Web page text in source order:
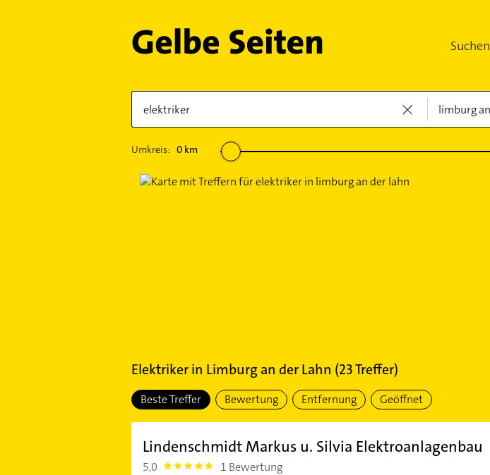
Suchen
Umkreis: 0km
Elektrikerin Limburg an der Lahn (23Treffer)
Beste Treffer Bewertung Entfernung Geöffnet
Lindenschmidt Markus u. Silvia Elektroanlagenbau
5,0 5.0 1 Bewertung